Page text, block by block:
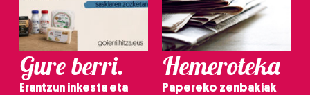
Gure berri.
Erantzun inkesta eta
Hemeroteka
Papereko zenbakiak